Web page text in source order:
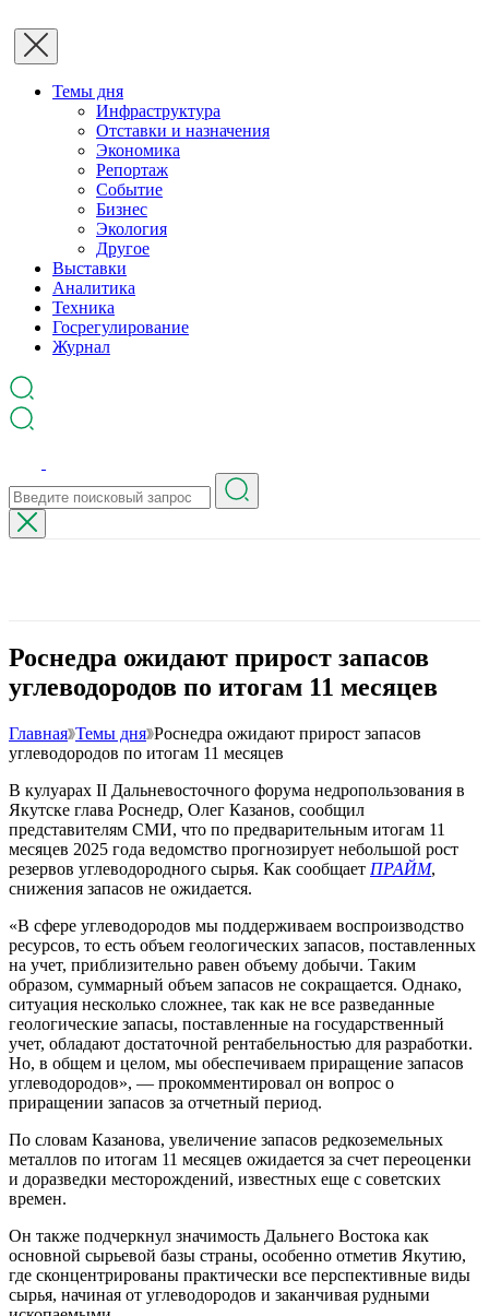
Темы дня
Инфраструктура
Отставки и назначения
Экономика
Репортаж
Событие
Бизнес
Экология
Другое
Выставки
Аналитика
Техника
Госрегулирование
Журнал
Роснедра ожидают прирост запасов
углеводородов по итогам 11 месяцев
Главная Темы дня Роснедра ожидают прирост запасов
углеводородов по итогам 11 месяцев
В кулуарах II Дальневосточного форума недропользования в
Якутске глава Роснедр, Олег Казанов, сообщил
представителям СМИ, что по предварительным итогам 11
месяцев 2025 года ведомство прогнозирует небольшой рост
резервов углеводородного сырья. Как сообщает ПРАЙМ,
снижения запасов не ожидается.
«В сфере углеводородов мы поддерживаем воспроизводство
ресурсов, то есть объем геологических запасов, поставленных
на учет, приблизительно равен объему добычи. Таким
образом, суммарный объем запасов не сокращается. Однако,
ситуация несколько сложнее, так как не все разведанные
геологические запасы, поставленные на государственный
учет, обладают достаточной рентабельностью для разработки.
Но, в общем и целом, мы обеспечиваем приращение запасов
углеводородов», — прокомментировал он вопрос о
приращении запасов за отчетный период.
По словам Казанова, увеличение запасов редкоземельных
металлов по итогам 11 месяцев ожидается за счет переоценки
и доразведки месторождений, известных еще с советских
времен.
Он также подчеркнул значимость Дальнего Востока как
основной сырьевой базы страны, особенно отметив Якутию,
где сконцентрированы практически все перспективные виды
сырья, начиная от углеводородов и заканчивая рудными